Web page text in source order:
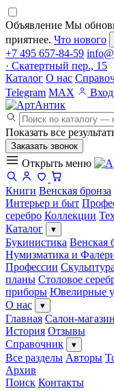
Объявление Мы
приятнее. Что нового
+7 495 657-84-59
· Скатертный пер., 15
Каталог О нас
Telegram MAX Вход
Показать все
Заказать звонок
Открыть меню
Книги Венская бронза
Интерьер и быт
серебро Коллекции
Каталог
▾
Букинистика Венская
Нумизматика и
Профессии
планы Столовое
приборы Ювелирные
О нас
▾
Главная Салон-магазин
История Отзывы
Справочник
▾
Все разделы Авторы
Архив
Поиск Контакты